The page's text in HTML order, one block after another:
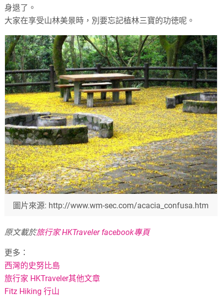
身退了。
大家在享受山林美景時，別要忘記植林三寶的功徳呢。
圖片來源: http://www.wm-sec.com/acacia_confusa.htm
原文載於旅行家 HKTraveler facebook專頁
更多：
西灣的史努比島
旅行家 HKTraveler其他文章
Fitz Hiking 行山